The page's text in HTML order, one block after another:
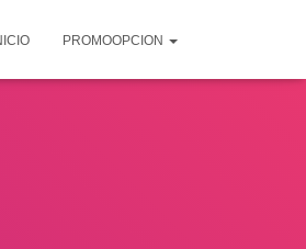
PROMOOPCION